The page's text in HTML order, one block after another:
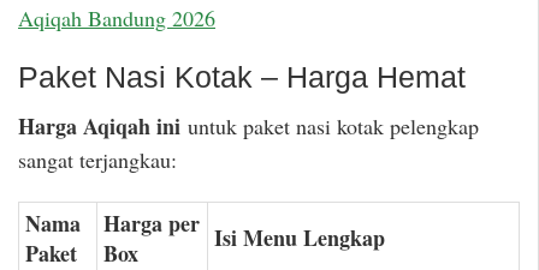
Aqiqah Bandung 2026
Paket Nasi Kotak – Harga Hemat
Harga Aqiqah ini untuk paket nasi kotak pelengkap
sangat terjangkau:
Nama
Paket
Harga per
Box
Isi Menu Lengkap